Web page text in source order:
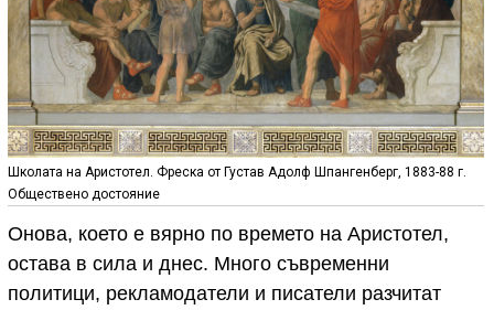
Школата на Аристотел. Фреска от Густав Адолф Шпангенберг, 1883-88 г.
Обществено достояние
Онова, което е вярно по времето на Аристотел,
остава в сила и днес. Много съвременни
политици, рекламодатели и писатели разчитат